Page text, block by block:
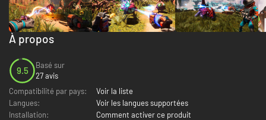
À propos
9.5
Basé sur
27 avis
Compatibilité par pays:
Voir la liste
Langues:
Voir les langues supportées
Installation:
Comment activer ce produit